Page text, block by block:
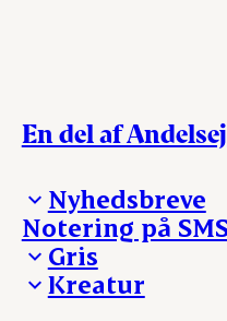
En del af
Nyhedsbreve
Madinspiration -
Notering på
Gris
Ejerinformation
Kreatur